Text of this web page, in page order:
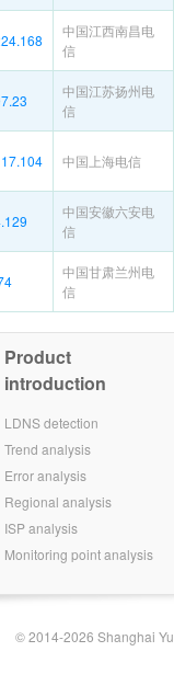
中国江西南昌电
信
中国江苏扬州电
信
中国上海电信
中国安徽六安电
信
中国甘肃兰州电
信
Product
introduction
LDNS detection
Trend analysis
Error analysis
Regional analysis
ISP analysis
Monitoring point analysis
© 2014-2026 Shanghai